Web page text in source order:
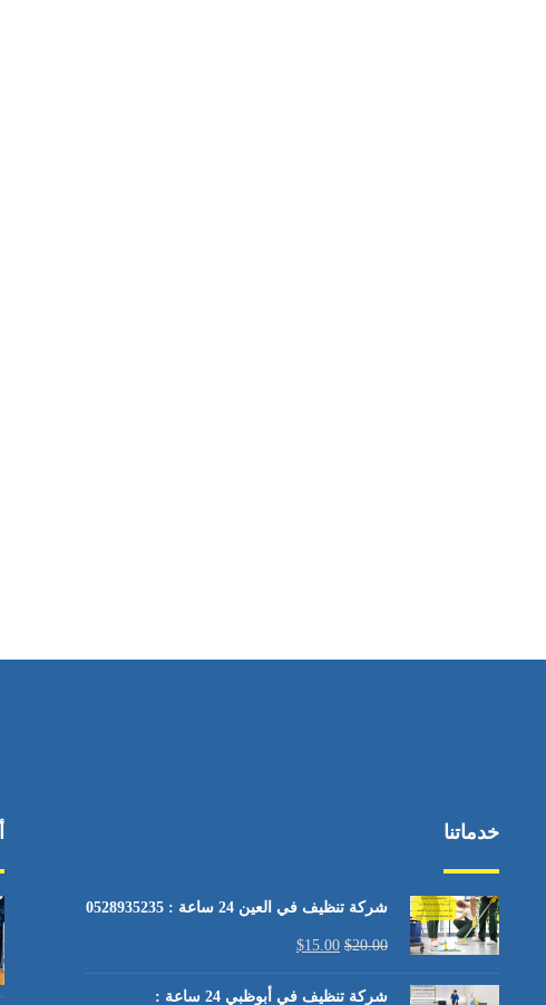
خدماتنا
شركة تنظيف في العين 24 ساعة : 0528935235
$20.00
$15.00
شركة تنظيف في أبوظبي 24 ساعة :